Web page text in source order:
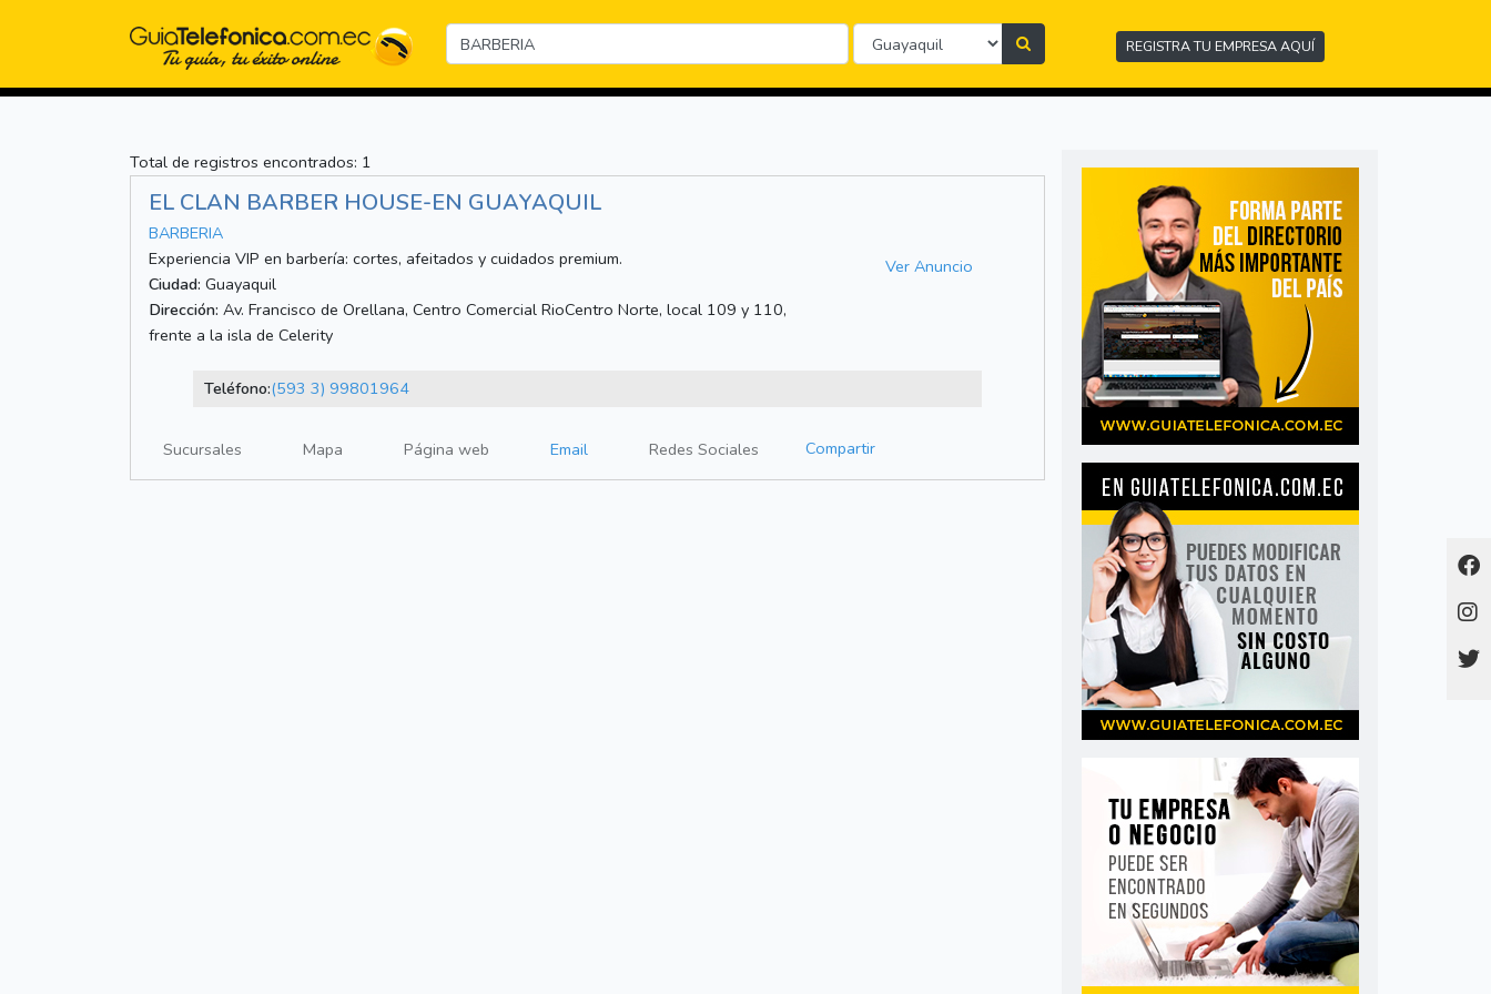
REGISTRA TU EMPRESA AQUÍ
Total de registros encontrados: 1
EL CLAN BARBER HOUSE-EN GUAYAQUIL
BARBERIA
Experiencia VIP en barbería: cortes, afeitados y cuidados premium.
Ciudad: Guayaquil
Dirección: Av. Francisco de Orellana, Centro Comercial RioCentro Norte, local 109 y 110,
frente a la isla de Celerity
Ver Anuncio
Teléfono:(593 3) 99801964
Sucursales Mapa Página web Email Redes Sociales Compartir